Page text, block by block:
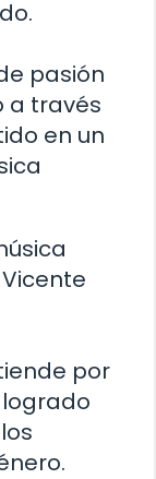
pasión
a través
en un
por